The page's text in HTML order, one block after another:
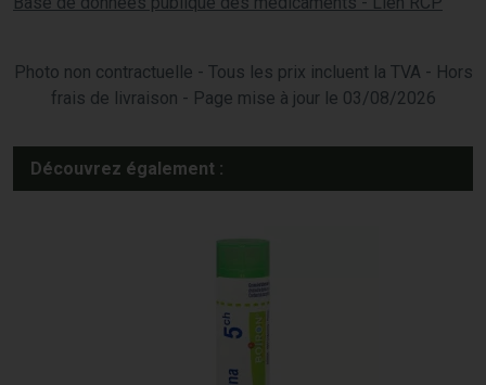
Photo non contractuelle - Tous les prix incluent la TVA - Hors
frais de livraison - Page mise à jour le 03/08/2026
Découvrez également :